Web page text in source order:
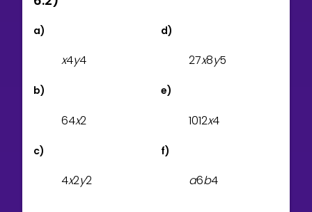
a)
x4y4
b)
64x2
c)
4x2y2
d)
27x8y5
e)
1012x4
f)
a6b4